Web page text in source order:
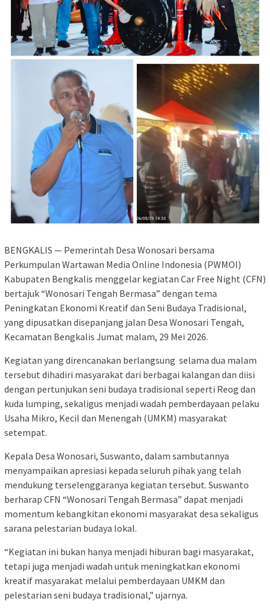
BENGKALIS — Pemerintah Desa Wonosari bersama
Perkumpulan Wartawan Media Online Indonesia (PWMOI)
Kabupaten Bengkalis menggelar kegiatan Car Free Night (CFN)
bertajuk “Wonosari Tengah Bermasa” dengan tema
Peningkatan Ekonomi Kreatif dan Seni Budaya Tradisional,
yang dipusatkan disepanjang jalan Desa Wonosari Tengah,
Kecamatan Bengkalis Jumat malam, 29 Mei 2026.
Kegiatan yang direncanakan berlangsung selama dua malam
tersebut dihadiri masyarakat dari berbagai kalangan dan diisi
dengan pertunjukan seni budaya tradisional seperti Reog dan
kuda lumping, sekaligus menjadi wadah pemberdayaan pelaku
Usaha Mikro, Kecil dan Menengah (UMKM) masyarakat
setempat.
Kepala Desa Wonosari, Suswanto, dalam sambutannya
menyampaikan apresiasi kepada seluruh pihak yang telah
mendukung terselenggaranya kegiatan tersebut. Suswanto
berharap CFN “Wonosari Tengah Bermasa” dapat menjadi
momentum kebangkitan ekonomi masyarakat desa sekaligus
sarana pelestarian budaya lokal.
“Kegiatan ini bukan hanya menjadi hiburan bagi masyarakat,
tetapi juga menjadi wadah untuk meningkatkan ekonomi
kreatif masyarakat melalui pemberdayaan UMKM dan
pelestarian seni budaya tradisional,” ujarnya.